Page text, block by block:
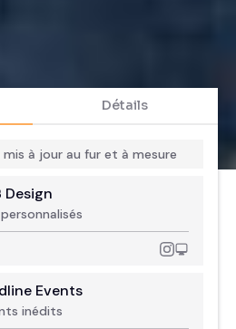
Détails
à jour au fur et à mesure
Events
inédits